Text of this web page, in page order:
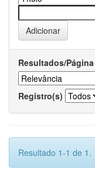
Resultados/Página
Registro(s)
Resultado 1-1 de 1.